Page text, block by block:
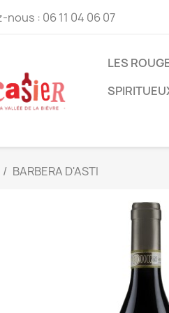
nous : 06 11 04 06 07
LES
BARBERA D'ASTI